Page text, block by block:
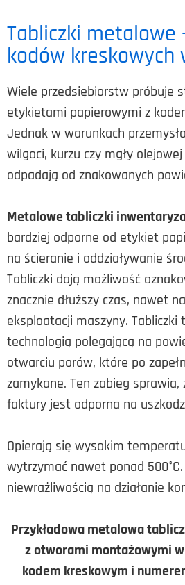
Tabliczki metalowe
kodów kreskowych
Wiele przedsiębiorstw próbuje
etykietami papierowymi z
Jednak w warunkach
wilgoci, kurzu czy mgły
odpadają od znakowanych
Metalowe tabliczki
bardziej odporne od etykiet
na ścieranie i oddziaływanie
Tabliczki dają możliwość
znacznie dłuższy czas, nawet
eksploatacji maszyny. Tabliczki
technologią polegającą na
otwarciu porów, które po
zamykane. Ten zabieg sprawia,
faktury jest odporna na
Opierają się wysokim
wytrzymać nawet ponad
niewrażliwością na działanie
Przykładowa metalowa
z otworami montażowymi
kodem kreskowym i